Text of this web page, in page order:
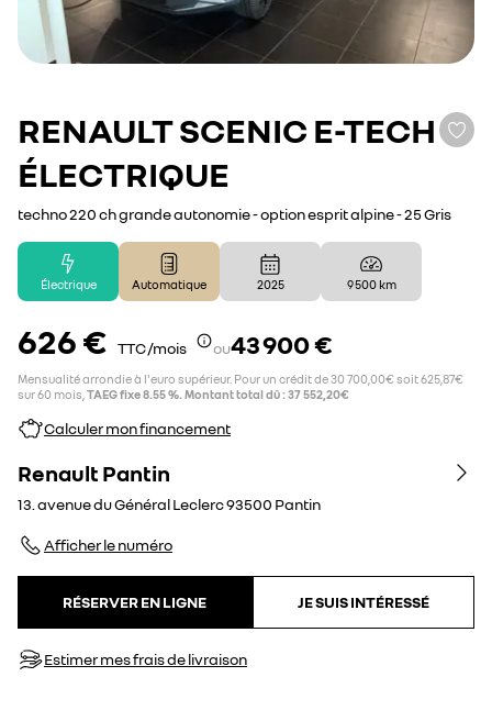
RENAULTSCENIC E-TECH
ÉLECTRIQUE
techno 220 ch grande autonomie - option esprit alpine - 25 Gris
Électrique Automatique 2025 9 500 km
626 € TTC /mois ou43 900 €
Mensualité arrondie à l'euro supérieur. Pour un crédit de 30 700,00€ soit 625,87€
sur 60 mois, TAEG fixe 8.55 %. Montant total dû : 37 552,20€
Calculer mon financement
Renault Pantin
13. avenue du Général Leclerc93500 Pantin
Afficher le numéro
RÉSERVER EN LIGNE JE SUIS INTÉRESSÉ
Estimer mes frais de livraison